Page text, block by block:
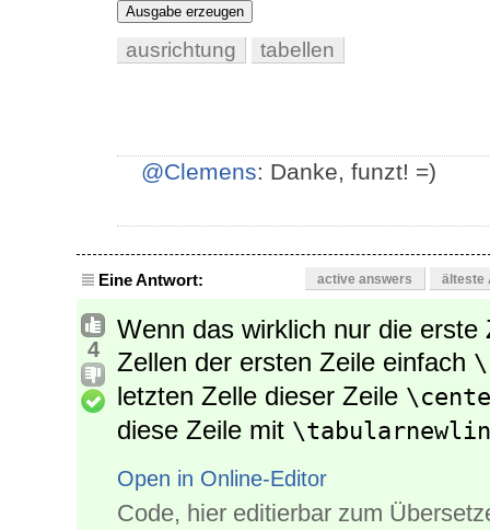
Ausgabe erzeugen
ausrichtung tabellen
@Clemens: Danke, funzt! =)
Eine Antwort: active answers älteste
4
Wenn das wirklich nur die
Zellen der ersten Zeile einfach
letzten Zelle dieser Zeile
diese Zeile mit
Open in Online-Editor
Code, hier editierbar zum